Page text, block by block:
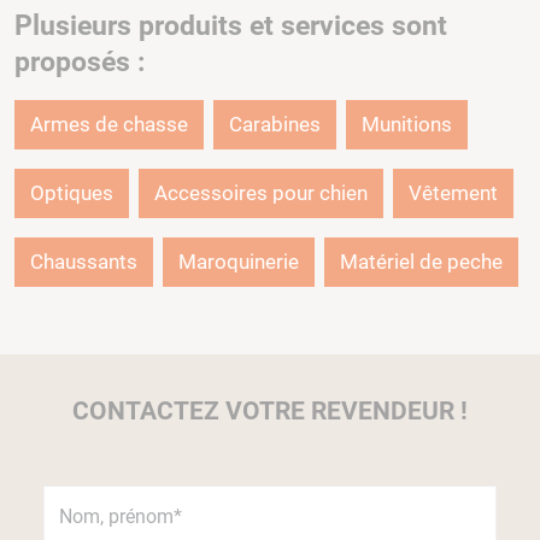
Plusieurs produits et services sont
proposés :
Armes de chasse Carabines Munitions
Optiques Accessoires pour chien Vêtement
Chaussants Maroquinerie Matériel de peche
CONTACTEZ VOTRE REVENDEUR !